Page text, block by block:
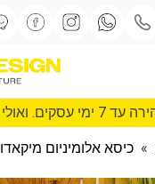
ואולי הרבה לפני...
» כיסא אלומיניום מיקאדו